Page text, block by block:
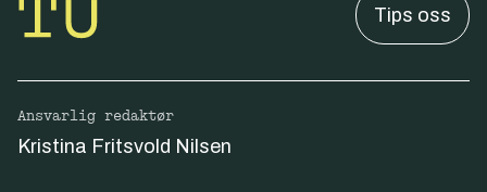
Tips oss
Ansvarlig redaktør
Kristina Fritsvold Nilsen